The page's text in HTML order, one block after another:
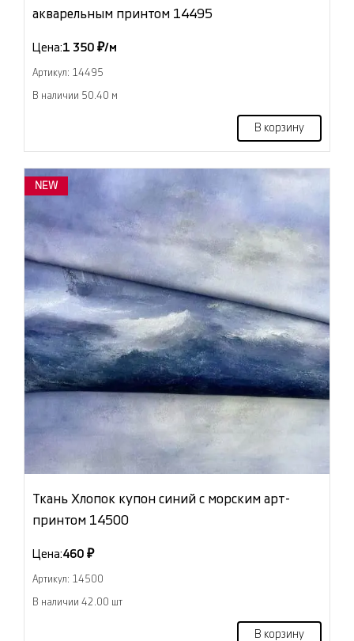
акварельным принтом 14495
Цена:1 350 ₽/м
Артикул: 14495
В наличии 50.40 м
В корзину
NEW
Ткань Хлопок купон синий с морским арт-
принтом 14500
Цена:460 ₽
Артикул: 14500
В наличии 42.00 шт
В корзину